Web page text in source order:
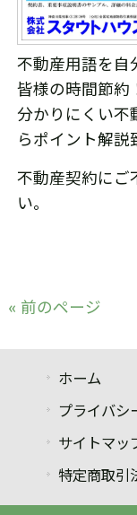
不動産用語を自
皆様の時間節約
分かりにくい不
らポイント解説
不動産契約にご
い。
« 前のページ
ホーム
プライバシ
サイトマッ
特定商取引